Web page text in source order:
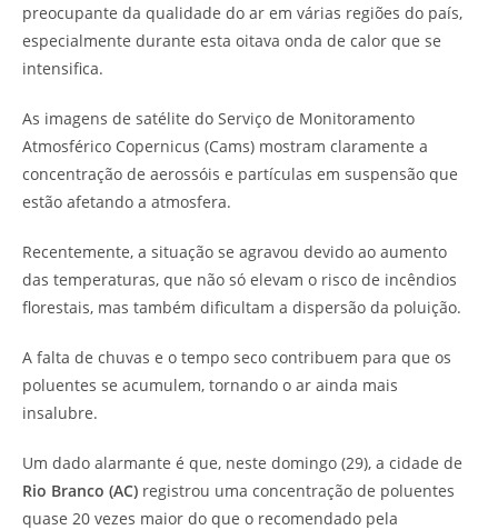
preocupante da qualidade do ar em várias regiões do país,
especialmente durante esta oitava onda de calor que se
intensifica.
As imagens de satélite do Serviço de Monitoramento
Atmosférico Copernicus (Cams) mostram claramente a
concentração de aerossóis e partículas em suspensão que
estão afetando a atmosfera.
Recentemente, a situação se agravou devido ao aumento
das temperaturas, que não só elevam o risco de incêndios
florestais, mas também dificultam a dispersão da poluição.
A falta de chuvas e o tempo seco contribuem para que os
poluentes se acumulem, tornando o ar ainda mais
insalubre.
Um dado alarmante é que, neste domingo (29), a cidade de
Rio Branco (AC) registrou uma concentração de poluentes
quase 20 vezes maior do que o recomendado pela